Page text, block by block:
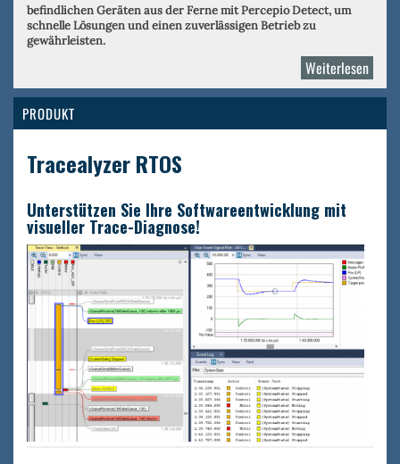
befindlichen Geräten aus der Ferne mit Percepio Detect, um
schnelle Lösungen und einen zuverlässigen Betrieb zu
gewährleisten.
Weiterlesen
PRODUKT
Tracealyzer RTOS
Unterstützen Sie Ihre Softwareentwicklung mit
visueller Trace-Diagnose!